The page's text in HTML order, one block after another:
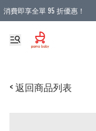
消費即享全單 95 折優惠！
購物滿 HKD 900.00即享免
< 返回商品列表